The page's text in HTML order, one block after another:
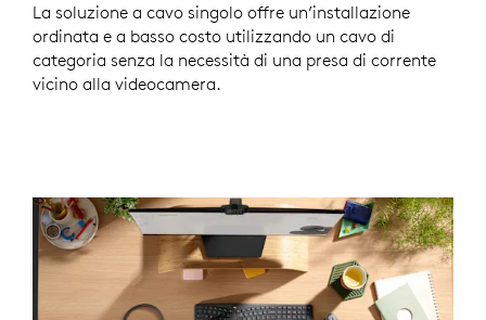
La soluzione a cavo singolo offre un’installazione
ordinata e a basso costo utilizzando un cavo di
categoria senza la necessità di una presa di corrente
vicino alla videocamera.